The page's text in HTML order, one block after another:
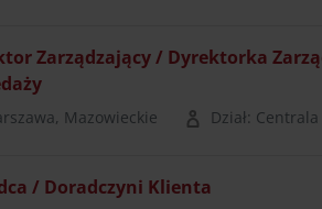
Zarządzający / Dyrektorka
Mazowieckie Dział: Centrala
/ Doradczyni Klienta